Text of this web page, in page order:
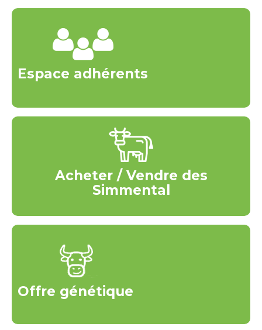
Espace adhérents
Acheter / Vendre des
Simmental
Offre génétique